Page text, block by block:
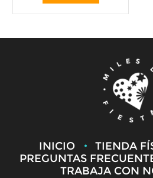
INICIO TIENDA
PREGUNTAS
TRABAJA CON